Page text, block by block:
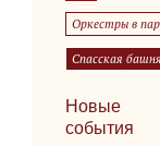
Оркестры в
Спасская
Новые
события